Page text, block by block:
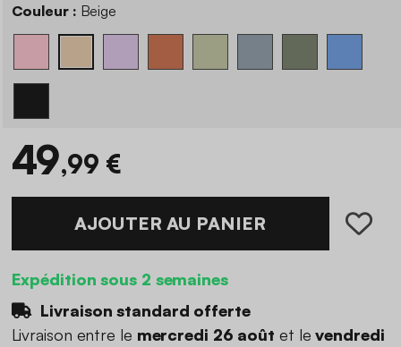
Couleur : Beige
49,99 €
AJOUTER AU PANIER
Expédition sous 2 semaines
Livraison standard offerte
Livraison entre le mercredi 26 août et levendredi